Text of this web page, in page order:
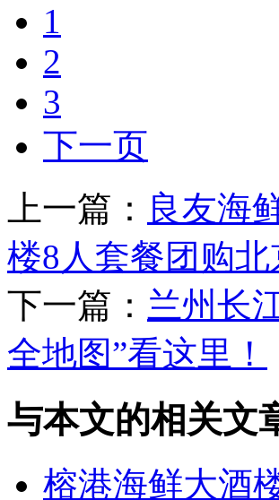
1
2
3
下一页
上一篇： 良友海
楼8人套餐团购北
下一篇： 兰州长
全地图”看这里！
与本文的相关文
榕港海鲜大酒